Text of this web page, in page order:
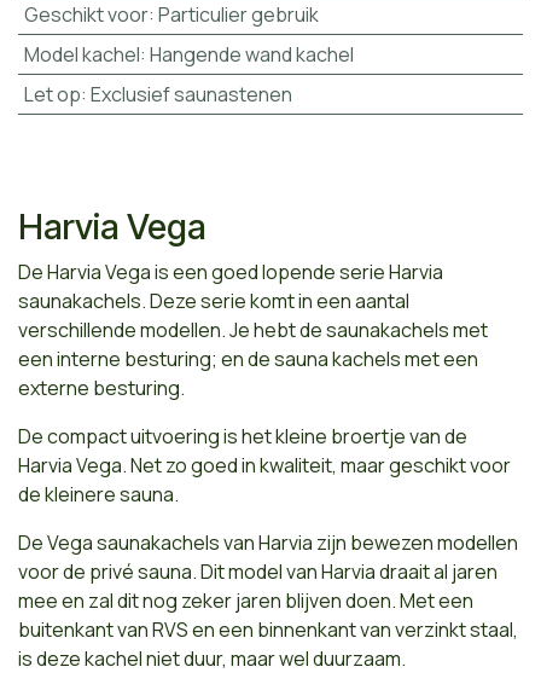
Geschikt voor: Particulier gebruik
Model kachel: Hangende wand kachel
Let op: Exclusief saunastenen
Harvia Vega
De Harvia Vega is een goed lopende serie Harvia
saunakachels. Deze serie komt in een aantal
verschillende modellen. Je hebt de saunakachels met
een interne besturing; en de sauna kachels met een
externe besturing.
De compact uitvoering is het kleine broertje van de
Harvia Vega. Net zo goed in kwaliteit, maar geschikt voor
de kleinere sauna.
De Vega saunakachels van Harvia zijn bewezen modellen
voor de privé sauna. Dit model van Harvia draait al jaren
mee en zal dit nog zeker jaren blijven doen. Met een
buitenkant van RVS en een binnenkant van verzinkt staal,
is deze kachel niet duur, maar wel duurzaam.